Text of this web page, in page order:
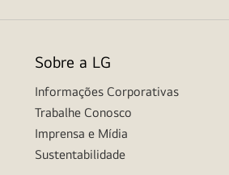
Sobre a LG
Informações Corporativas
Trabalhe Conosco
Imprensa e Mídia
Sustentabilidade